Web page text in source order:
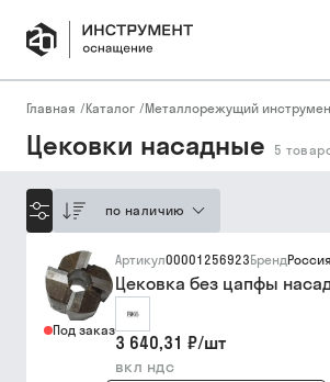
Главная /Каталог /Металлорежущий
Цековки насадные 5
по наличию
Под заказ
Артикул00001256923БрендРоссия
Цековка без цапфы
3 640,31 ₽/шт
вкл ндс